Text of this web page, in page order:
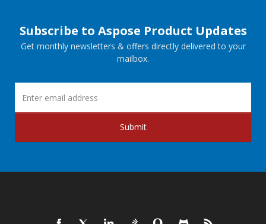
Subscribe to Aspose Product Updates
Get monthly newsletters & offers directly delivered to your
mailbox.
Submit